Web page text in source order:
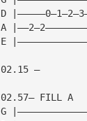
D
A
E
02.15 —
02.57— FILL A
G